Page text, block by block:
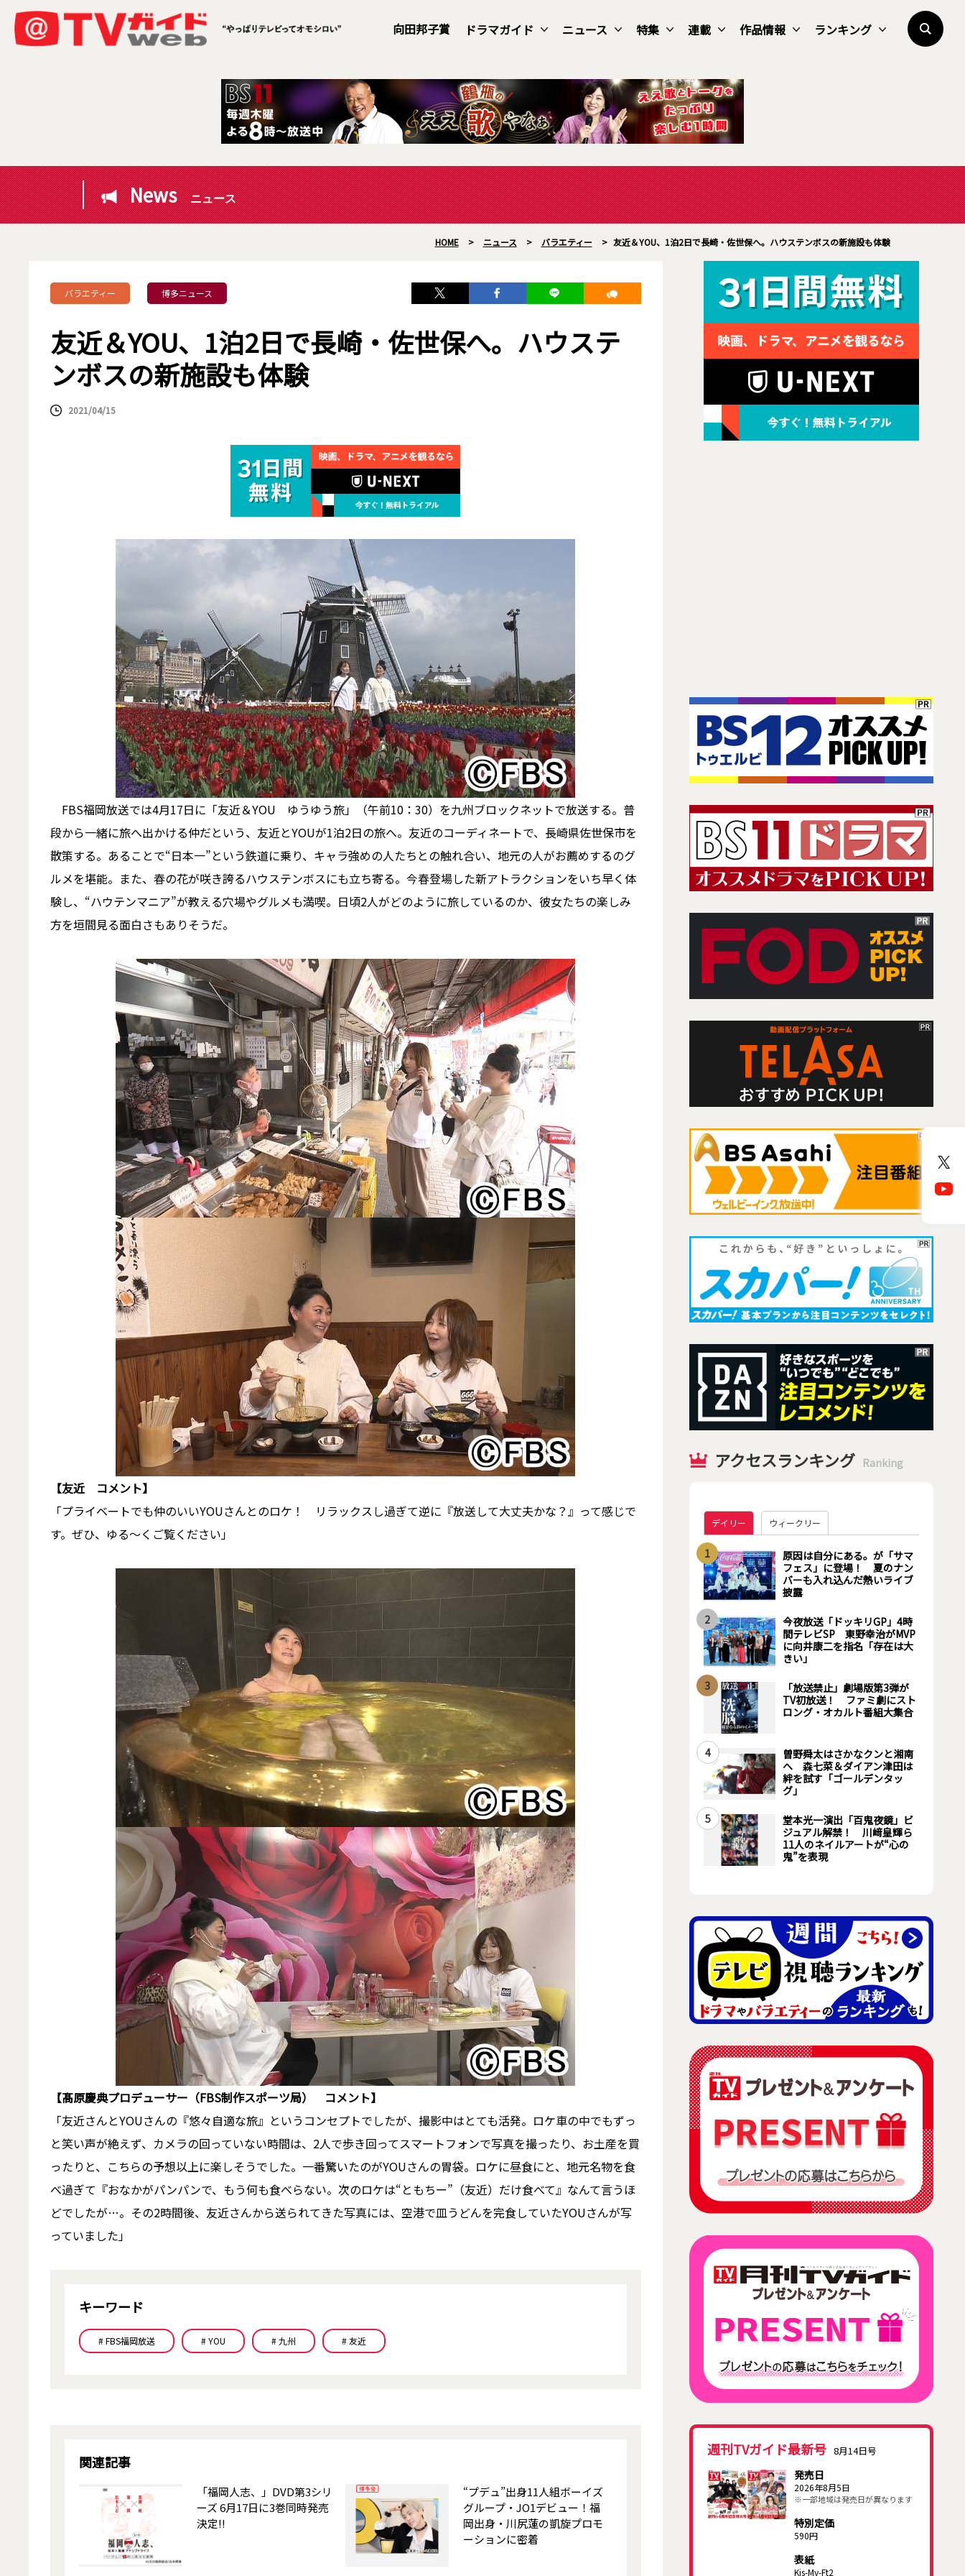
向田邦子賞 ドラマガイド ニュース 特集 連載 作品情報 ランキング
News ニュース
HOME > ニュース > バラエティー > 友近＆YOU、1泊2日で長崎・佐世保へ。ハウステンボスの新施設も体験
バラエティー 博多ニュース
友近＆YOU、1泊2日で長崎・佐世保へ。ハウステ
ンボスの新施設も体験
2021/04/15
FBS福岡放送では4月17日に「友近＆YOU ゆうゆう旅」（午前10：30）を九州ブロックネットで放送する。普
段から一緒に旅へ出かける仲だという、友近とYOUが1泊2日の旅へ。友近のコーディネートで、長崎県佐世保市を
散策する。あることで“日本一”という鉄道に乗り、キャラ強めの人たちとの触れ合い、地元の人がお薦めするのグ
ルメを堪能。また、春の花が咲き誇るハウステンボスにも立ち寄る。今春登場した新アトラクションをいち早く体
験し、“ハウテンマニア”が教える穴場やグルメも満喫。日頃2人がどのように旅しているのか、彼女たちの楽しみ
方を垣間見る面白さもありそうだ。
【友近 コメント】
「プライベートでも仲のいいYOUさんとのロケ！ リラックスし過ぎて逆に『放送して大丈夫かな？』って感じで
す。ぜひ、ゆる～くご覧ください」
【髙原慶典プロデューサー（FBS制作スポーツ局） コメント】
「友近さんとYOUさんの『悠々自適な旅』というコンセプトでしたが、撮影中はとても活発。ロケ車の中でもずっ
と笑い声が絶えず、カメラの回っていない時間は、2人で歩き回ってスマートフォンで写真を撮ったり、お土産を買
ったりと、こちらの予想以上に楽しそうでした。一番驚いたのがYOUさんの胃袋。ロケに昼食にと、地元名物を食
べ過ぎて『おなかがパンパンで、もう何も食べらない。次のロケは“ともちー”（友近）だけ食べて』なんて言うほ
どでしたが…。その2時間後、友近さんから送られてきた写真には、空港で皿うどんを完食していたYOUさんが写
っていました」
キーワード
# FBS福岡放送 # YOU # 九州 # 友近
関連記事
「福岡人志、」DVD第3シリ
ーズ 6月17日に3巻同時発売
決定!!
“プデュ”出身11人組ボーイズ
グループ・JO1デビュー！福
岡出身・川尻蓮の凱旋プロモ
ーションに密着
アクセスランキング Ranking
デイリー ウィークリー
1
原因は自分にある。が「サマ
フェス」に登場！ 夏のナン
バーも入れ込んだ熱いライブ
披露
2
今夜放送「ドッキリGP」4時
間テレビSP 東野幸治がMVP
に向井康二を指名「存在は大
きい」
3
「放送禁止」劇場版第3弾が
TV初放送！ ファミ劇にスト
ロング・オカルト番組大集合
4
曽野舜太はさかなクンと湘南
へ 森七菜＆ダイアン津田は
絆を試す「ゴールデンタッ
グ」
5
堂本光一演出「百鬼夜鏡」ビ
ジュアル解禁！ 川﨑皇輝ら
11人のネイルアートが“心の
鬼”を表現
週刊TVガイド最新号 8月14日号
発売日
2026年8月5日
※一部地域は発売日が異なります
特別定価
590円
表紙
Kis-My-Ft2